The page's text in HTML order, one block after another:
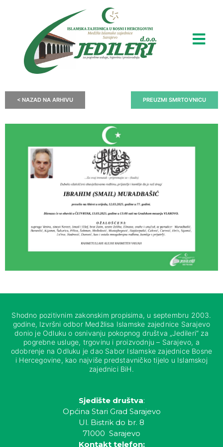
< NAZAD NA ARHIVU PREUZMI SMRTOVNICU
Shodno pozitivnim zakonskim propisima, u septembru 2003.
godine, Izvršni odbor Medžlisa Islamske zajednice Sarajevo
donio je Odluku o osnivanju pokopnog društva „Jedileri“ za
pogrebne usluge, trgovinu i proizvodnju – Sarajevo, a
odobrenje na Odluku je dao Sabor Islamske zajednice Bosne
i Hercegovine, kao najviše predstavničko tijelo u Islamskoj
zajednici BiH.
Sjedište društva:
Općina Stari Grad Sarajevo
Ul. Bistrik do br. 8
71000 Sarajevo
Kontakt telefon: